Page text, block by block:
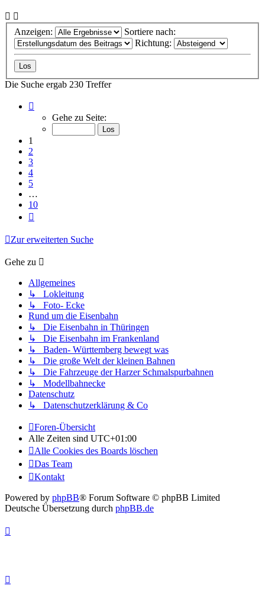
Anzeigen:
Sortiere nach:
Richtung:
Die Suche ergab 230 Treffer
von
Gehe zu Seite:
1
2
3
4
5
…
10
Zur erweiterten Suche
Gehe zu
Allgemeines
↳ Lokleitung
↳ Foto- Ecke
Rund um die Eisenbahn
↳ Die Eisenbahn in Thüringen
↳ Die Eisenbahn im Frankenland
↳ Baden- Württemberg bewegt was
↳ Die große Welt der kleinen Bahnen
↳ Die Fahrzeuge der Harzer Schmalspurbahnen
↳ Modellbahnecke
Datenschutz
↳ Datenschutzerklärung & Co
Foren-Übersicht
Alle Zeiten sind UTC+01:00
Alle Cookies des Boards löschen
Das Team
Kontakt
Powered by phpBB® Forum Software © phpBB Limited
Deutsche Übersetzung durch phpBB.de